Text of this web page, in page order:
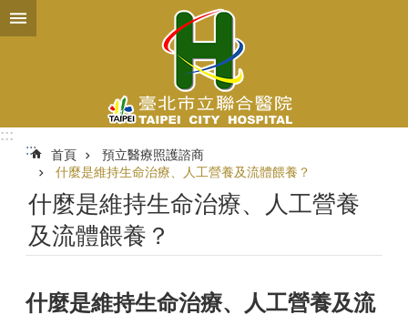
跳到主要內容區塊
:::
:::
首頁
預立醫療照護諮商
什麼是維持生命治療、人工營養及流體餵養？
什麼是維持生命治療、人工營養
及流體餵養？
什麼是維持生命治療、人工營養及流